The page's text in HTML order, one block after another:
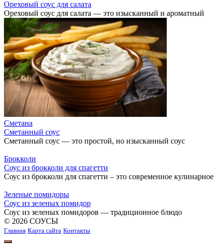
Ореховый соус для салата
Ореховый соус для салата — это изысканный и ароматный
Сметана
Сметанный соус
Сметанный соус — это простой, но изысканный соус
Брокколи
Соус из брокколи для спагетти
Соус из брокколи для спагетти – это современное кулинарное
Зеленые помидоры
Соус из зеленых помидор
Соус из зеленых помидоров — традиционное блюдо
© 2026 СОУСЫ
Главная Карта сайта Контакты